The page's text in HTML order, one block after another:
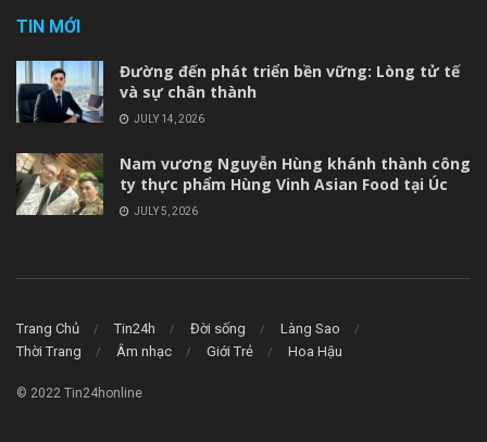
TIN MỚI
Đường đến phát triển bền vững: Lòng tử tế
và sự chân thành
JULY 14, 2026
Nam vương Nguyễn Hùng khánh thành công
ty thực phẩm Hùng Vinh Asian Food tại Úc
JULY 5, 2026
Trang Chủ Tin24h Đời sống
Làng Sao
Thời Trang
Âm nhạc Giới Trẻ Hoa Hậu
© 2022 Tin24honline